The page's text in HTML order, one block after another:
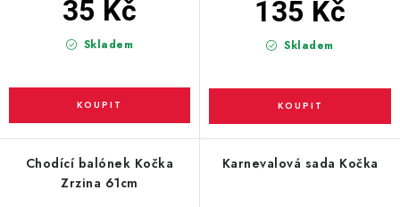
Skladem
35 Kč
Skladem
135 Kč
Chodící balónek Kočka
Zrzina 61cm
Karnevalová sada Kočka